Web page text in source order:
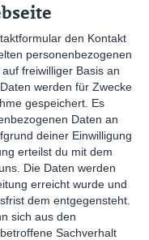
den Kontakt
personenbezogenen
freiwilliger Basis an
werden für Zwecke
gespeichert. Es
Daten an
deiner Einwilligung
erteilst du mit dem
Die Daten werden
erreicht wurde und
dem entgegensteht.
sich aus den
Sachverhalt